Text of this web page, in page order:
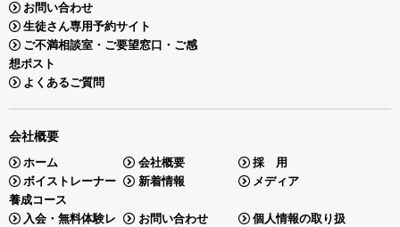
お問い合わせ
生徒さん専用予約サイト
ご不満相談室・ご要望窓口・ご感
想ポスト
よくあるご質問
会社概要
ホーム 会社概要
採 用
ボイストレーナー
養成コース
新着情報 メディア
入会・無料体験レ
お問い合わせ
個人情報の取り扱